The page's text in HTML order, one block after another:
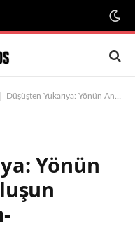
Düşüşten Yukarıya: Yönün Anlamı ve Kurtuluşun İmkânı -II Bölüm-
Yönün